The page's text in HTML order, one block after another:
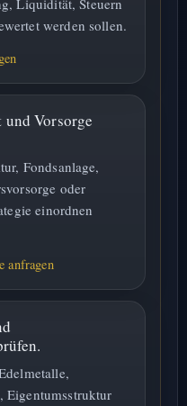
Liquidität, Steuern
werden sollen.
Vorsorge
Fondsanlage,
oder
einordnen
anfragen
Eigentumsstruktur